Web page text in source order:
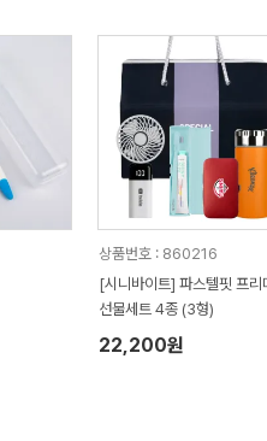
상품번호 : 860216
[시니바이트] 파스텔핏 프리
선물세트 4종 (3형)
22,200원